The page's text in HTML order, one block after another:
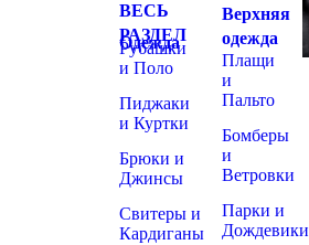
ВЕСЬ
РАЗДЕЛ
Одежда
Рубашки
и Поло
Пиджаки
и Куртки
Брюки и
Джинсы
Свитеры и
Кардиганы
Верхняя
одежда
Плащи
и
Пальто
Бомберы
и
Ветровки
Парки и
Дождевики